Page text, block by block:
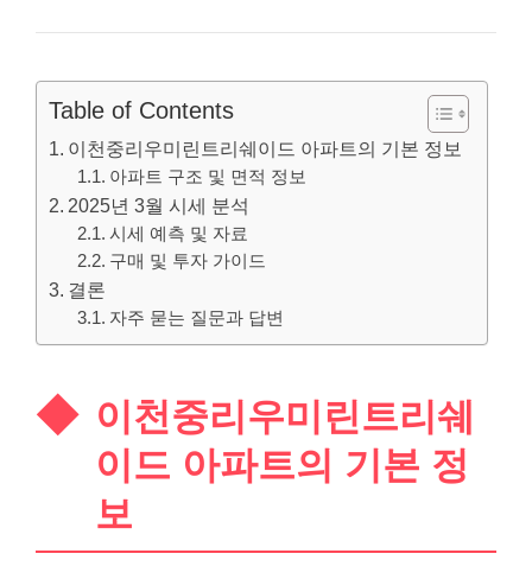
Table of Contents
이천중리우미린트리쉐이드 아파트의 기본 정보
아파트 구조 및 면적 정보
2025년 3월 시세 분석
시세 예측 및 자료
구매 및 투자 가이드
결론
자주 묻는 질문과 답변
이천중리우미린트리쉐
이드 아파트의 기본 정
보